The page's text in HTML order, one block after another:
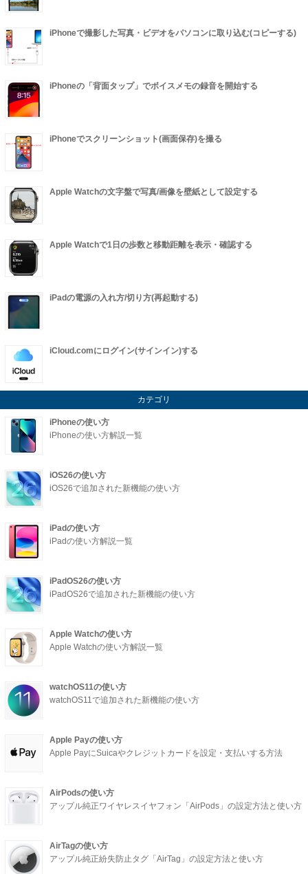
iPhoneで撮影した写真・ビデオをパソコンに取り込む(コピーする)
iPhoneの「背面タップ」でボイスメモの録音を開始する
iPhoneでスクリーンショット(画面保存)を撮る
Apple Watchの文字盤で写真/画像を壁紙として設定する
Apple Watchで1日の歩数と移動距離を表示・確認する
iPadの電源の入れ方/切り方(再起動する)
iCloud.comにログイン(サインイン)する
カテゴリ
iPhoneの使い方
iPhoneの使い方解説一覧
iOS26の使い方
iOS26で追加された新機能の使い方
iPadの使い方
iPadの使い方解説一覧
iPadOS26の使い方
iPadOS26で追加された新機能の使い方
Apple Watchの使い方
Apple Watchの使い方解説一覧
watchOS11の使い方
watchOS11で追加された新機能の使い方
Apple Payの使い方
Apple PayにSuicaやクレジットカードを設定・支払いする方法
AirPodsの使い方
アップル純正ワイヤレスイヤフォン「AirPods」の設定方法と使い方
AirTagの使い方
アップル純正紛失防止タグ「AirTag」の設定方法と使い方